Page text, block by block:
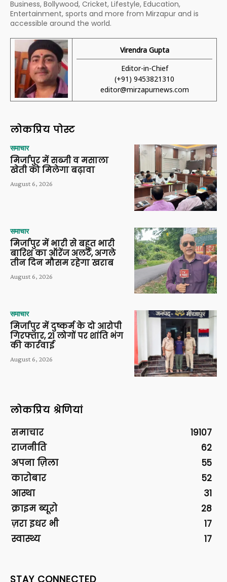
Business, Bollywood, Cricket, Lifestyle, Education,
Entertainment, sports and more from Mirzapur and is
accessible around the world.
Virendra Gupta
Editor-in-Chief
(+91) 9453821310
editor@mirzapurnews.com
लोकप्रिय पोस्ट
समाचार
मिर्जापुर में सब्जी व मसाला
खेती को मिलेगा बढ़ावा
August 6, 2026
समाचार
मिर्जापुर में भारी से बहुत भारी
बारिश का ऑरेंज अलर्ट, अगले
तीन दिन मौसम रहेगा खराब
August 6, 2026
समाचार
मिर्जापुर में दुष्कर्म के दो आरोपी
गिरफ्तार, 21 लोगों पर शांति भंग
की कार्रवाई
August 6, 2026
लोकप्रिय श्रेणियां
समाचार
19107
राजनीति
62
अपना ज़िला
55
कारोबार
52
आस्था
31
क्राइम ब्यूरो
28
ज़रा इधर भी
17
स्वास्थ्य
17
STAY CONNECTED